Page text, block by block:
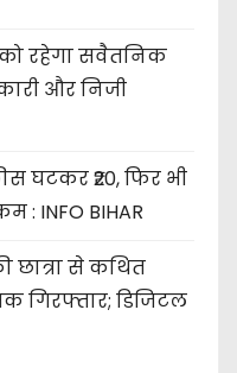
रहेगा सवैतनिक
और निजी
घटकर ₹20, फिर भी
: INFO BIHAR
छात्रा से कथित
गिरफ्तार; डिजिटल